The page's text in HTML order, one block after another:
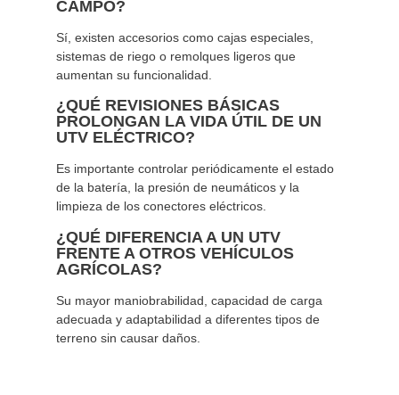
CAMPO?
Sí, existen accesorios como cajas especiales,
sistemas de riego o remolques ligeros que
aumentan su funcionalidad.
¿QUÉ REVISIONES BÁSICAS
PROLONGAN LA VIDA ÚTIL DE UN
UTV ELÉCTRICO?
Es importante controlar periódicamente el estado
de la batería, la presión de neumáticos y la
limpieza de los conectores eléctricos.
¿QUÉ DIFERENCIA A UN UTV
FRENTE A OTROS VEHÍCULOS
AGRÍCOLAS?
Su mayor maniobrabilidad, capacidad de carga
adecuada y adaptabilidad a diferentes tipos de
terreno sin causar daños.